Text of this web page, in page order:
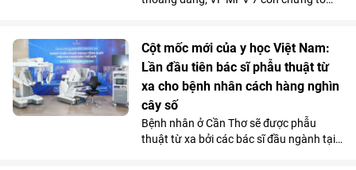
Chi phí sử dụng tiết kiệm và những ưu
đãi hấp dẫn càng khiến mẫu MPV điện 7
chỗ tăng sức hút trong tháng 7.
Cột mốc mới của y học Việt Nam:
Lần đầu tiên bác sĩ phẫu thuật từ
xa cho bệnh nhân cách hàng nghìn
cây số
Bệnh nhân ở Cần Thơ sẽ được phẫu
thuật từ xa bởi các bác sĩ đầu ngành tại